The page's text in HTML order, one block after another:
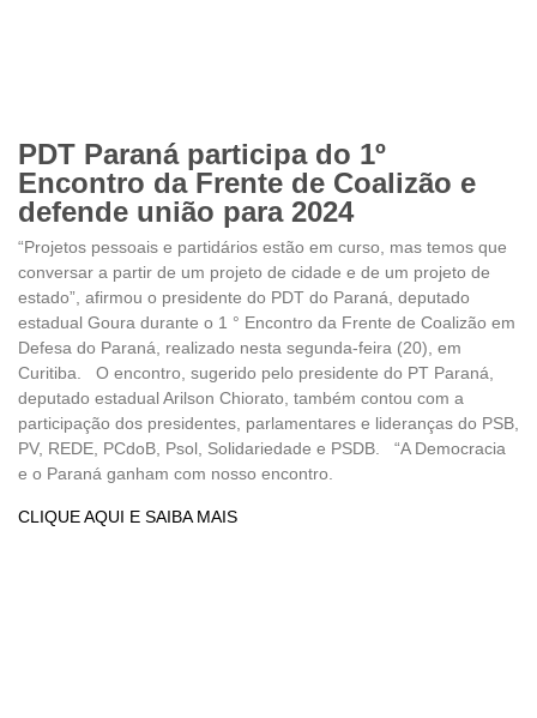
PDT Paraná participa do 1º
Encontro da Frente de Coalizão e
defende união para 2024
“Projetos pessoais e partidários estão em curso, mas temos que
conversar a partir de um projeto de cidade e de um projeto de
estado”, afirmou o presidente do PDT do Paraná, deputado
estadual Goura durante o 1 ° Encontro da Frente de Coalizão em
Defesa do Paraná, realizado nesta segunda-feira (20), em
Curitiba. O encontro, sugerido pelo presidente do PT Paraná,
deputado estadual Arilson Chiorato, também contou com a
participação dos presidentes, parlamentares e lideranças do PSB,
PV, REDE, PCdoB, Psol, Solidariedade e PSDB. “A Democracia
e o Paraná ganham com nosso encontro.
CLIQUE AQUI E SAIBA MAIS